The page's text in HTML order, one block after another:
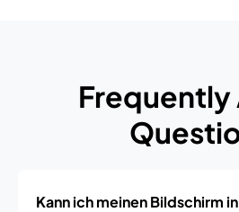
Frequently
Kann ich meinen Bildschirm